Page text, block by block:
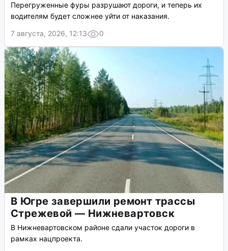
Перегруженные фуры разрушают дороги, и теперь их
водителям будет сложнее уйти от наказания.
7 августа, 2026, 12:13
0
В Югре завершили ремонт трассы
Стрежевой — Нижневартовск
В Нижневартовском районе сдали участок дороги в
рамках нацпроекта.